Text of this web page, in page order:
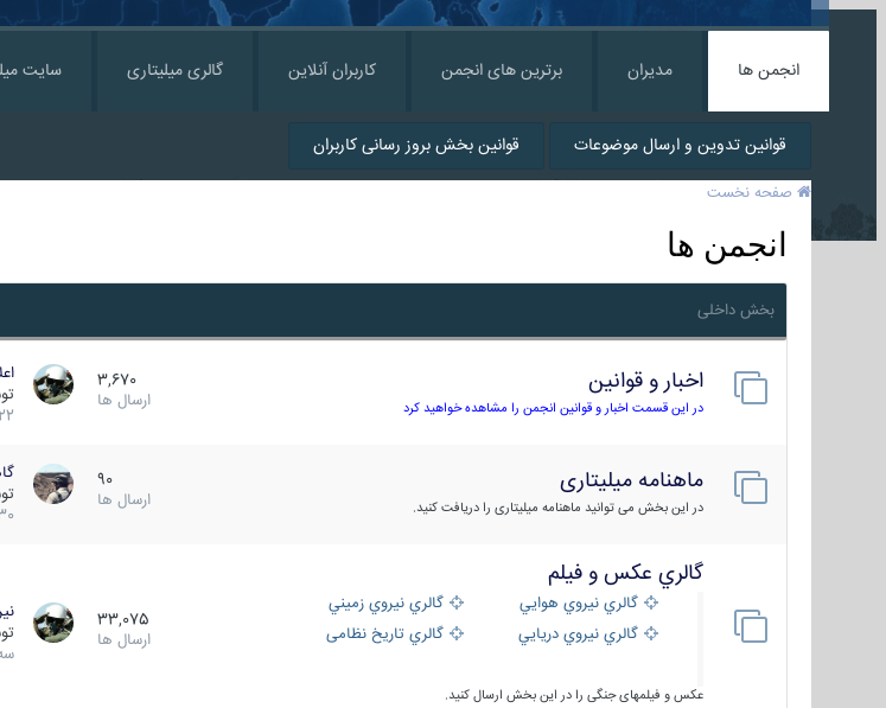
انجمن ها مدیران برترین های انجمن کاربران آنلاین گالری میلیتاری سایت
قوانین تدوین و ارسال موضوعات قوانین بخش بروز رسانی کاربران
صفحه نخست
انجمن ها
بخش داخلی
اخبار و قوانین
در این قسمت اخبار و قوانین انجمن را مشاهده خواهید کرد
3,670
ارسال ها
22 دی
ماهنامه میلیتاری
در این بخش می توانید ماهنامه میلیتاری را دریافت کنید.
90
ارسال ها
30
گالري عكس و فيلم
گالري نيروي هوايي
گالري نيروي زميني
گالري نيروي دريايي
گالري تاریخ نظامی
عکس و فیلمهای جنگی را در این بخش ارسال کنید.
33,075
ارسال ها
سه